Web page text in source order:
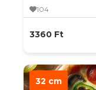
104
3360 Ft
32 cm